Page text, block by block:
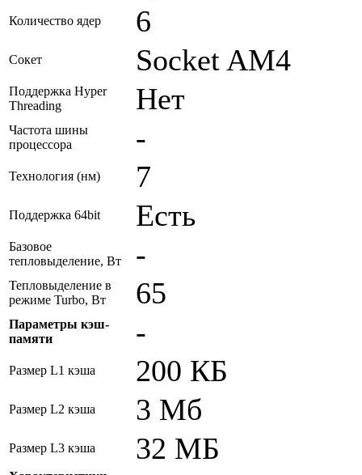
Количество ядер 6
Сокет Socket AM4
Поддержка Hyper
Threading
Нет
Частота шины
процессора
-
Технология (нм) 7
Поддержка 64bit Есть
Базовое
тепловыделение, Вт
-
Тепловыделение в
режиме Turbo, Вт
65
Параметры кэш-
памяти
-
Размер L1 кэша 200 КБ
Размер L2 кэша 3 Мб
Размер L3 кэша 32 МБ